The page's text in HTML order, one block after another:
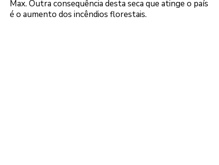
Max. Outra consequência desta seca que atinge o país
é o aumento dos incêndios florestais.